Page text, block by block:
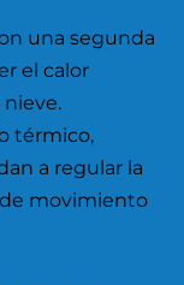
una segunda
el calor
nieve.
térmico,
a regular la
movimiento